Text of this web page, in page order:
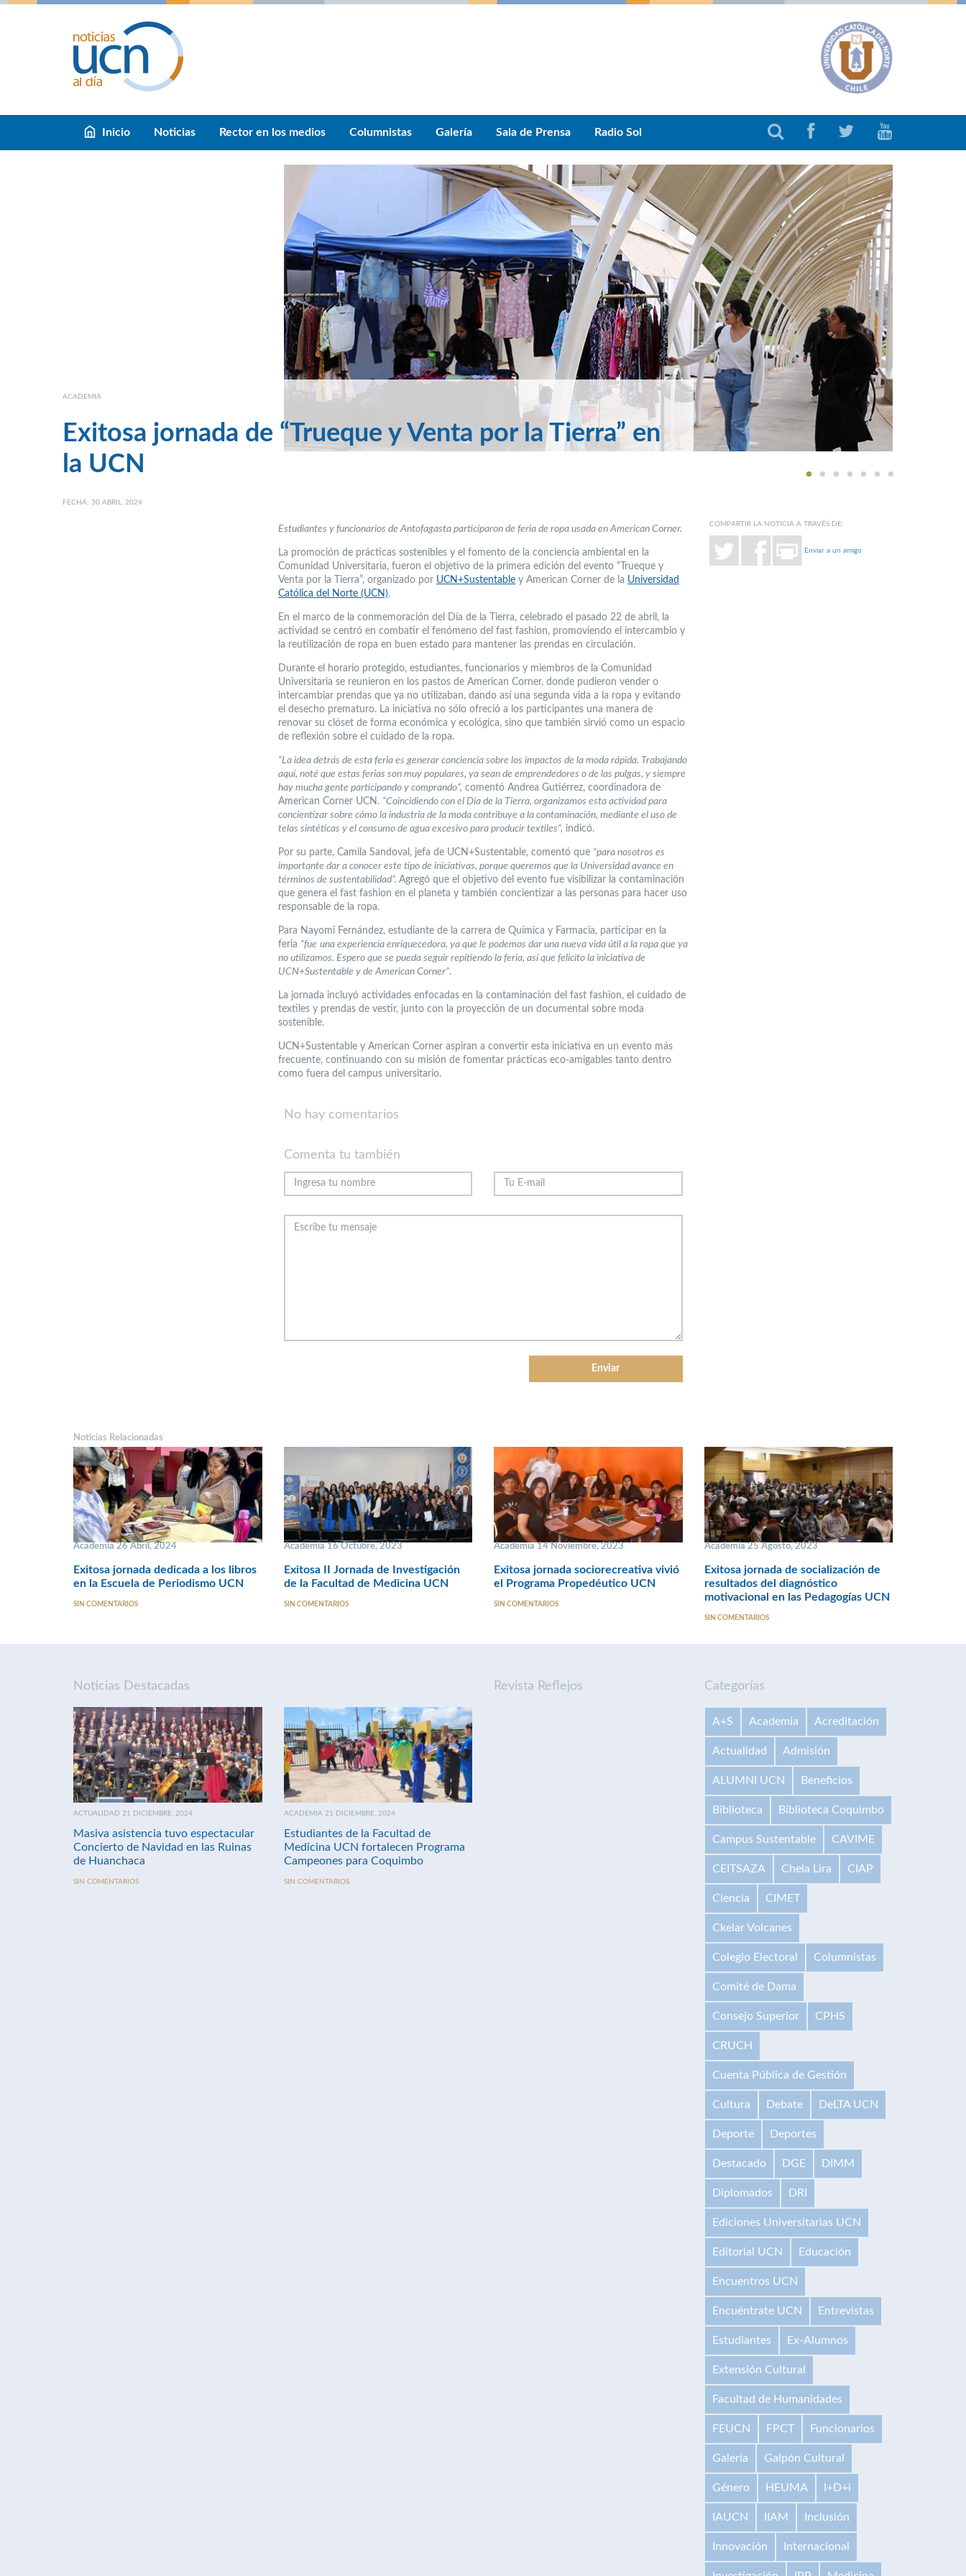
Inicio Noticias Rector en los medios Columnistas Galería Sala de Prensa Radio Sol
1 2 3 4 5 6 7
ACADEMIA
Exitosa jornada de “Trueque y Venta por la Tierra” en
la UCN
FECHA: 30 ABRIL, 2024
Estudiantes y funcionarios de Antofagasta participaron de feria de ropa usada en American Corner.
La promoción de prácticas sostenibles y el fomento de la conciencia ambiental en la
Comunidad Universitaria, fueron el objetivo de la primera edición del evento “Trueque y
Venta por la Tierra”, organizado por UCN+Sustentable y American Corner de la Universidad
Católica del Norte (UCN).
En el marco de la conmemoración del Día de la Tierra, celebrado el pasado 22 de abril, la
actividad se centró en combatir el fenómeno del fast fashion, promoviendo el intercambio y
la reutilización de ropa en buen estado para mantener las prendas en circulación.
Durante el horario protegido, estudiantes, funcionarios y miembros de la Comunidad
Universitaria se reunieron en los pastos de American Corner, donde pudieron vender o
intercambiar prendas que ya no utilizaban, dando así una segunda vida a la ropa y evitando
el desecho prematuro. La iniciativa no sólo ofreció a los participantes una manera de
renovar su clóset de forma económica y ecológica, sino que también sirvió como un espacio
de reflexión sobre el cuidado de la ropa.
“La idea detrás de esta feria es generar conciencia sobre los impactos de la moda rápida. Trabajando
aquí, noté que estas ferias son muy populares, ya sean de emprendedores o de las pulgas, y siempre
hay mucha gente participando y comprando”, comentó Andrea Gutiérrez, coordinadora de
American Corner UCN. “Coincidiendo con el Día de la Tierra, organizamos esta actividad para
concientizar sobre cómo la industria de la moda contribuye a la contaminación, mediante el uso de
telas sintéticas y el consumo de agua excesivo para producir textiles”, indicó.
Por su parte, Camila Sandoval, jefa de UCN+Sustentable, comentó que “para nosotros es
importante dar a conocer este tipo de iniciativas, porque queremos que la Universidad avance en
términos de sustentabilidad”. Agregó que el objetivo del evento fue visibilizar la contaminación
que genera el fast fashion en el planeta y también concientizar a las personas para hacer uso
responsable de la ropa.
Para Nayomi Fernández, estudiante de la carrera de Química y Farmacia, participar en la
feria “fue una experiencia enriquecedora, ya que le podemos dar una nueva vida útil a la ropa que ya
no utilizamos. Espero que se pueda seguir repitiendo la feria, así que felicito la iniciativa de
UCN+Sustentable y de American Corner”.
La jornada incluyó actividades enfocadas en la contaminación del fast fashion, el cuidado de
textiles y prendas de vestir, junto con la proyección de un documental sobre moda
sostenible.
UCN+Sustentable y American Corner aspiran a convertir esta iniciativa en un evento más
frecuente, continuando con su misión de fomentar prácticas eco-amigables tanto dentro
como fuera del campus universitario.
COMPARTIR LA NOTICIA A TRAVÉS DE:
Enviar a un amigo
No hay comentarios
Comenta tu también
Noticias Relacionadas
Academia 26 Abril, 2024
Exitosa jornada dedicada a los libros
en la Escuela de Periodismo UCN
SIN COMENTARIOS
Academia 16 Octubre, 2023
Exitosa II Jornada de Investigación
de la Facultad de Medicina UCN
SIN COMENTARIOS
Academia 14 Noviembre, 2023
Exitosa jornada sociorecreativa vivió
el Programa Propedéutico UCN
SIN COMENTARIOS
Academia 25 Agosto, 2023
Exitosa jornada de socialización de
resultados del diagnóstico
motivacional en las Pedagogías UCN
SIN COMENTARIOS
Noticias Destacadas
ACTUALIDAD 21 DICIEMBRE, 2024
Masiva asistencia tuvo espectacular
Concierto de Navidad en las Ruinas
de Huanchaca
SIN COMENTARIOS
ACADEMIA 21 DICIEMBRE, 2024
Estudiantes de la Facultad de
Medicina UCN fortalecen Programa
Campeones para Coquimbo
SIN COMENTARIOS
Revista Reflejos Categorías
A+S Academia Acreditación
Actualidad Admisión
ALUMNI UCN Beneficios
Biblioteca Biblioteca Coquimbo
Campus Sustentable CAVIME
CEITSAZA Chela Lira CIAP
Ciencia CIMET
Ckelar Volcanes
Colegio Electoral Columnistas
Comité de Dama
Consejo Superior CPHS
CRUCH
Cuenta Pública de Gestión
Cultura Debate DeLTA UCN
Deporte Deportes
Destacado DGE DIMM
Diplomados DRI
Ediciones Universitarias UCN
Editorial UCN Educación
Encuentros UCN
Encuéntrate UCN Entrevistas
Estudiantes Ex-Alumnos
Extensión Cultural
Facultad de Humanidades
FEUCN FPCT Funcionarios
Galería Galpón Cultural
Género HEUMA I+D+i
IAUCN IIAM Inclusión
Innovación Internacional